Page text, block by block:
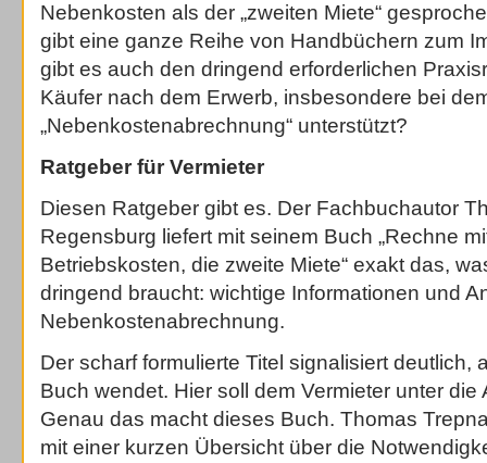
Nebenkosten als der „zweiten Miete“
gibt eine ganze Reihe von Handbüchern zum
gibt es auch den dringend erforderlichen
Käufer nach dem Erwerb, insbesondere bei
„Nebenkostenabrechnung“ unterstützt?
Ratgeber für Vermieter
Diesen Ratgeber gibt es. Der Fachbuchautor
Regensburg liefert mit seinem Buch „Rechne
Betriebskosten, die zweite Miete“ exakt das,
dringend braucht: wichtige Informationen und
Nebenkostenabrechnung.
Der scharf formulierte Titel signalisiert deutlich,
Buch wendet. Hier soll dem Vermieter unter die
Genau das macht dieses Buch. Thomas
mit einer kurzen Übersicht über die